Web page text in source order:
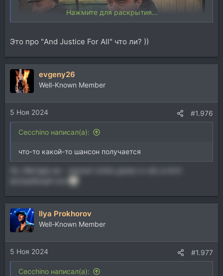
Нажмите для раскрытия...
Это про "And Justice For All" что ли? ))
evgeny26
Well-Known Member
5 Ноя 2024 #1.976
Cecchino написал(а):
что-то какой-то шансон получается
Ilya Prokhorov
Well-Known Member
5 Ноя 2024 #1.977
Cecchino написал(а):